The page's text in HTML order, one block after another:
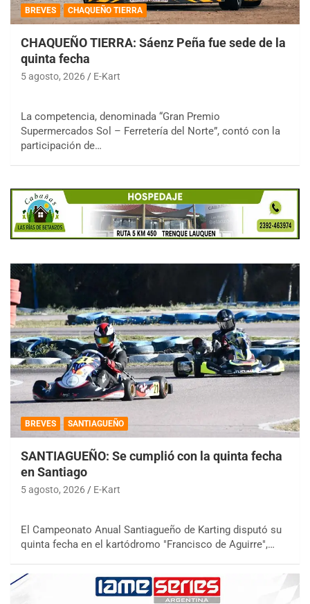
BREVES CHAQUEÑO TIERRA
CHAQUEÑO TIERRA: Sáenz Peña fue sede de la
quinta fecha
5 agosto, 2026 E-Kart
La competencia, denominada “Gran Premio
Supermercados Sol – Ferretería del Norte”, contó con la
participación de…
BREVES SANTIAGUEÑO
SANTIAGUEÑO: Se cumplió con la quinta fecha
en Santiago
5 agosto, 2026 E-Kart
El Campeonato Anual Santiagueño de Karting disputó su
quinta fecha en el kartódromo "Francisco de Aguirre",…